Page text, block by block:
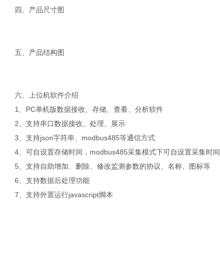
四、产品尺寸图
五、产品结构图
六、上位机软件介绍
1、PC单机版数据接收、存储、查看、分析软件
2、支持串口数据接收、处理、展示
3、支持json字符串、modbus485等通信方式
4、可自设置存储时间，modbus485采集模式下可自设置采集时间
5、支持自助增加、删除、修改监测参数的协议、名称、图标等
6、支持数据后处理功能
7、支持外置运行javascript脚本